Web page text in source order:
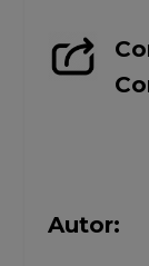
Autor: